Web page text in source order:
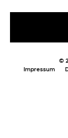
©
Impressum